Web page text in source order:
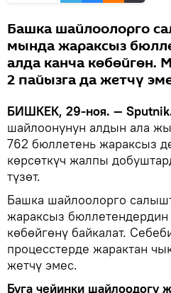
Башка шайлоолорго
мында жараксыз
алда канча көбөйгөн.
2 пайызга да жетчү
БИШКЕК, 29-ноя. —
шайлоонунун алдын ала
762 бюллетень жараксыз
көрсөткүч жалпы
түзөт.
Башка шайлоолорго
жараксыз бюллетендердин
көбөйгөнү байкалат.
процесстерде жарактан
жетчү эмес.
Буга чейинки шайлоодогу